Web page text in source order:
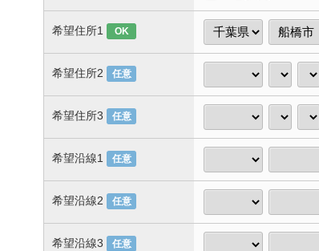
希望住所1 OK
希望住所2 任意
希望住所3 任意
希望沿線1 任意
希望沿線2 任意
希望沿線3 任意